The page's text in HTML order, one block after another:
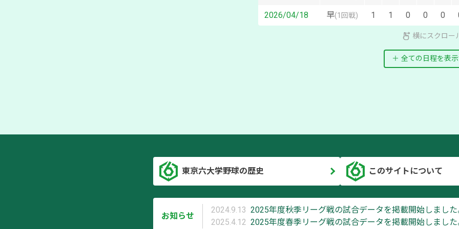
2026/04/18 早(1回戦) 1 1 0 0 0
横にスクロー
全ての日程を表
東京六大学野球の歴史 このサイトについて
お知らせ
2024.9.13 2025年度秋季リーグ戦の試合データを掲載開始しました
2025.4.12 2025年度春季リーグ戦の試合データを掲載開始しました